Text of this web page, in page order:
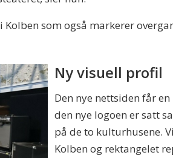
som også markerer
Ny visuell profil
Den nye nettsiden får
den nye logoen er satt
på de to kulturhusene.
Kolben og rektangelet